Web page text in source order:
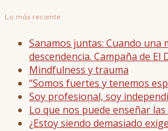
Lo más reciente
Sanamos juntas: Cuando una
descendencia. Campaña de El
Mindfulness y trauma
“Somos fuertes y tenemos
Soy profesional, soy
Lo que nos puede enseñar
¿Estoy siendo demasiado